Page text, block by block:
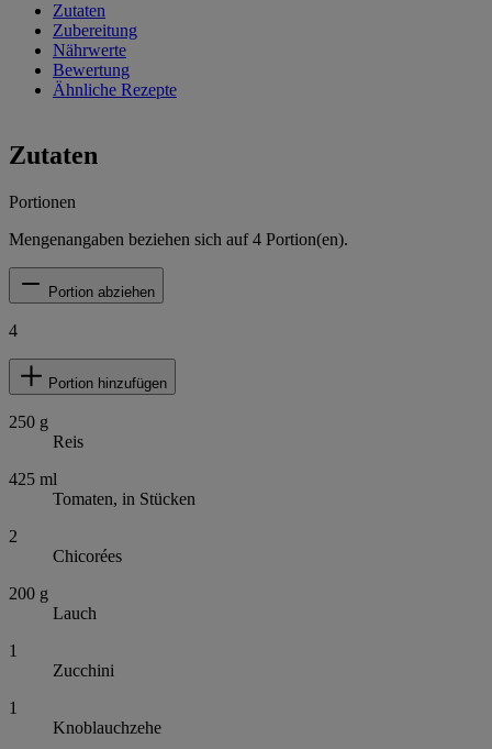
Zutaten
Zubereitung
Nährwerte
Bewertung
Ähnliche Rezepte
Zutaten
Portionen
Mengenangaben beziehen sich auf4 Portion(en).
Portion abziehen
4
Portion hinzufügen
250 g
Reis
425 ml
Tomaten, in Stücken
2
Chicorées
200 g
Lauch
1
Zucchini
1
Knoblauchzehe